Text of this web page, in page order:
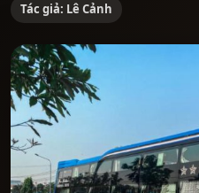
Tác giả: Lê Cảnh